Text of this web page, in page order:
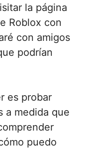
la página
Roblox con
con amigos
podrían
es probar
a medida que
puedo